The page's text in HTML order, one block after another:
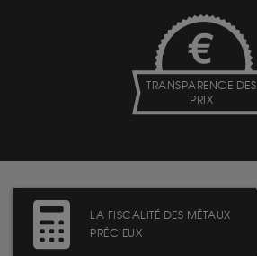
TRANSPARENCE DES
PRIX
LA FISCALITÉ DES MÉTAUX
PRÉCIEUX